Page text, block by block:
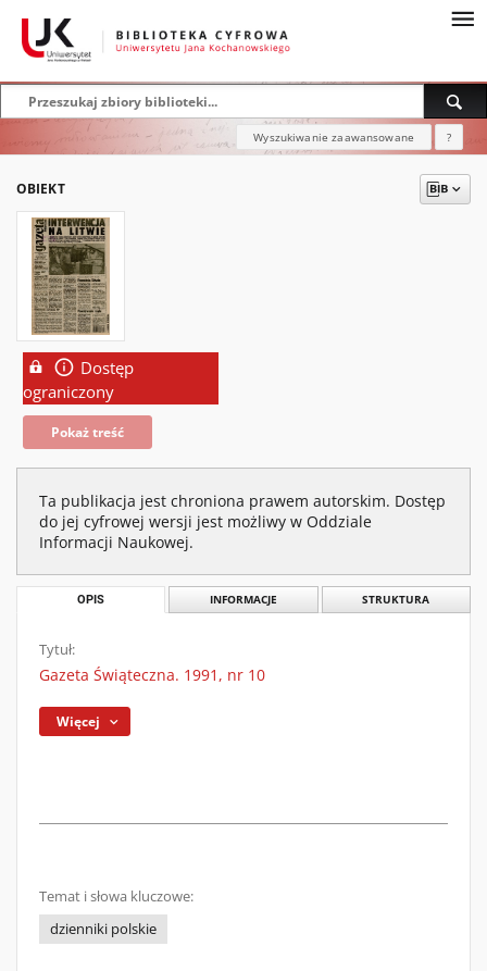
Wyszukiwanie zaawansowane ?
OBIEKT
Dostęp
ograniczony
Pokaż treść
Ta publikacja jest chroniona prawem autorskim. Dostęp
do jej cyfrowej wersji jest możliwy w Oddziale
Informacji Naukowej.
OPIS INFORMACJE STRUKTURA
Tytuł:
Gazeta Świąteczna. 1991, nr 10
Więcej
Temat i słowa kluczowe:
dzienniki polskie